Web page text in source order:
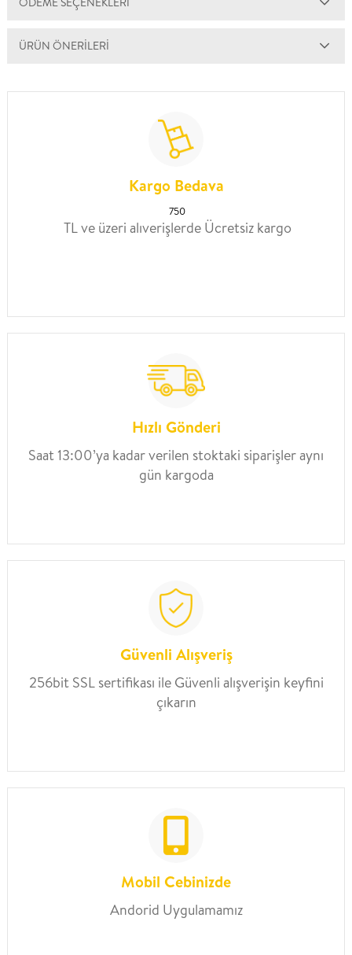
ÜRÜN ÖNERILERI
Kargo Bedava
750
TL ve üzeri alıverişlerde Ücretsiz kargo
Hızlı Gönderi
Saat 13:00’ya kadar verilen stoktaki siparişler aynı
gün kargoda
Güvenli Alışveriş
256bit SSL sertifikası ile Güvenli alışverişin keyfini
çıkarın
Mobil Cebinizde
Andorid Uygulamamız